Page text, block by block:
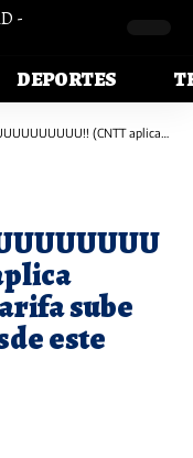
DEPORTES
pasaje; tarifa sube de RD$35 a RD$40 desde este domingo)
sube
este